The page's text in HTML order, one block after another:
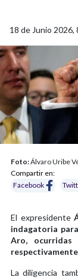
18 de Junio 2026,
Foto:Álvaro Uribe
Compartir en:
Facebook
El expresidente
indagatoria
Aro, ocurridas
La diligencia